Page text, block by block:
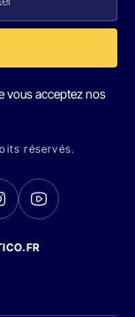
vous acceptez nos
réservés.